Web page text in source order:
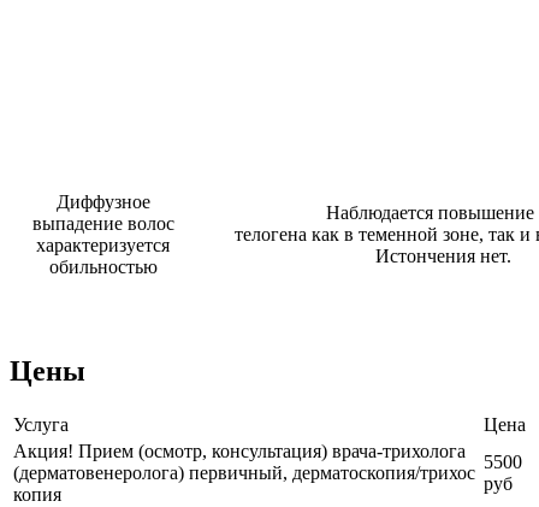
Диффузное
выпадение волос
характеризуется
обильностью
Наблюдается
телогена как в теменной зоне, так и
Истончения нет.
Цены
Услуга
Цена
Акция! Прием (осмотр, консультация) врача-трихолога
(дерматовенеролога) первичный, дерматоскопия/трихос
копия
5500
руб